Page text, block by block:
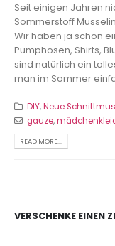
Seit einigen Jahren
Sommerstoff
Wir haben ja schon
Pumphosen, Shirts,
sind natürlich ein
man im Sommer
DIY,Neue
gauze,
READ MORE...
VERSCHENKE EINEN